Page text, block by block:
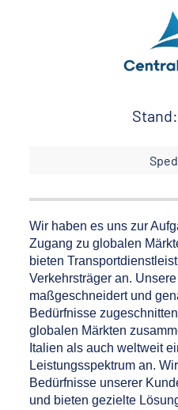
Wir haben es uns zur
Zugang zu globalen
bieten
Verkehrsträger an.
maßgeschneidert und
Bedürfnisse
globalen Märkten
Italien als auch weltweit
Leistungsspektrum an.
Bedürfnisse unserer
und bieten gezielte